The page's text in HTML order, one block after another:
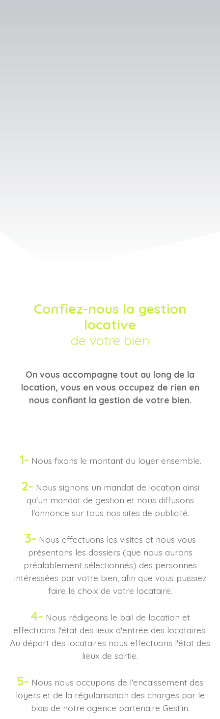
Confiez-nous la gestion
locative
de votre bien
On vous accompagne tout au long de la
location, vous en vous occupez de rien en
nous confiant la gestion de votre bien.
1- Nous fixons le montant du loyer ensemble.
2- Nous signons un mandat de location ainsi
qu'un mandat de gestion et nous diffusons
l'annonce sur tous nos sites de publicité.
3- Nous effectuons les visites et nous vous
présentons les dossiers (que nous aurons
préalablement sélectionnés) des personnes
intéressées par votre bien, afin que vous puissiez
faire le choix de votre locataire.
4- Nous rédigeons le bail de location et
effectuons l'état des lieux d'entrée des locataires.
Au départ des locataires nous effectuons l'état des
lieux de sortie.
5- Nous nous occupons de l'encaissement des
loyers et de la régularisation des charges par le
biais de notre agence partenaire Gest'in.